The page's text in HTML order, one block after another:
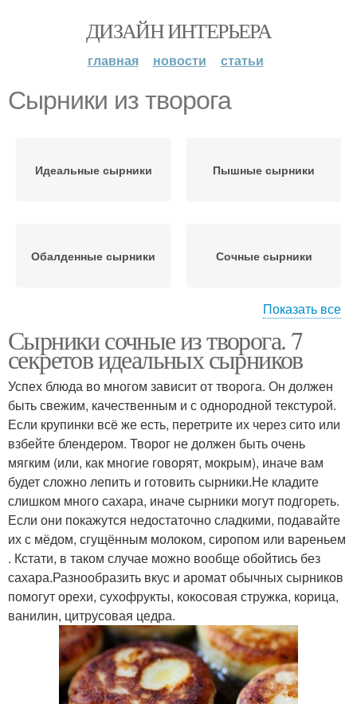
ДИЗАЙН ИНТЕРЬЕРА
главная новости статьи
Сырники из творога
Идеальные сырники Пышные сырники
Обалденные сырники Сочные сырники
Сырники в духовке Сырники с манкой
Быстрые сырники Сырники на сковороде
Показать все
Сырники сочные из творога. 7
секретов идеальных сырников
Успех блюда во многом зависит от творога. Он должен
быть свежим, качественным и с однородной текстурой.
Если крупинки всё же есть, перетрите их через сито или
взбейте блендером. Творог не должен быть очень
мягким (или, как многие говорят, мокрым), иначе вам
будет сложно лепить и готовить сырники.Не кладите
слишком много сахара, иначе сырники могут подгореть.
Если они покажутся недостаточно сладкими, подавайте
их с мёдом, сгущённым молоком, сиропом или вареньем
. Кстати, в таком случае можно вообще обойтись без
сахара.Разнообразить вкус и аромат обычных сырников
помогут орехи, сухофрукты, кокосовая стружка, корица,
ванилин, цитрусовая цедра.